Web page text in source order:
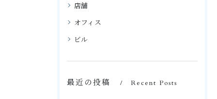
店舗
オフィス
ビル
最近の投稿 Recent Posts